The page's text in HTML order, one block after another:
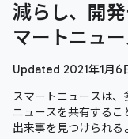
減らし、開
マートニュ
Updated 2021年1月6
スマートニュースは
ニュースを共有する
出来事を見つけられる